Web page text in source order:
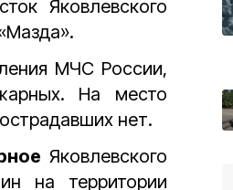
Яковлевского
МЧС России,
На место
нет.
Яковлевского
на территории